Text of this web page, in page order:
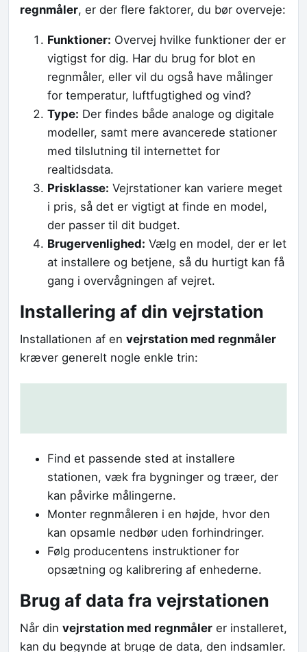
regnmåler, er der flere faktorer, du bør overveje:
Funktioner: Overvej hvilke funktioner der er
vigtigst for dig. Har du brug for blot en
regnmåler, eller vil du også have målinger
for temperatur, luftfugtighed og vind?
Type: Der findes både analoge og digitale
modeller, samt mere avancerede stationer
med tilslutning til internettet for
realtidsdata.
Prisklasse: Vejrstationer kan variere meget
i pris, så det er vigtigt at finde en model,
der passer til dit budget.
Brugervenlighed: Vælg en model, der er let
at installere og betjene, så du hurtigt kan få
gang i overvågningen af vejret.
Installering af din vejrstation
Installationen af en vejrstation med regnmåler
kræver generelt nogle enkle trin:
Find et passende sted at installere
stationen, væk fra bygninger og træer, der
kan påvirke målingerne.
Monter regnmåleren i en højde, hvor den
kan opsamle nedbør uden forhindringer.
Følg producentens instruktioner for
opsætning og kalibrering af enhederne.
Brug af data fra vejrstationen
Når din vejrstation med regnmåler er installeret,
kan du begynde at bruge de data, den indsamler.